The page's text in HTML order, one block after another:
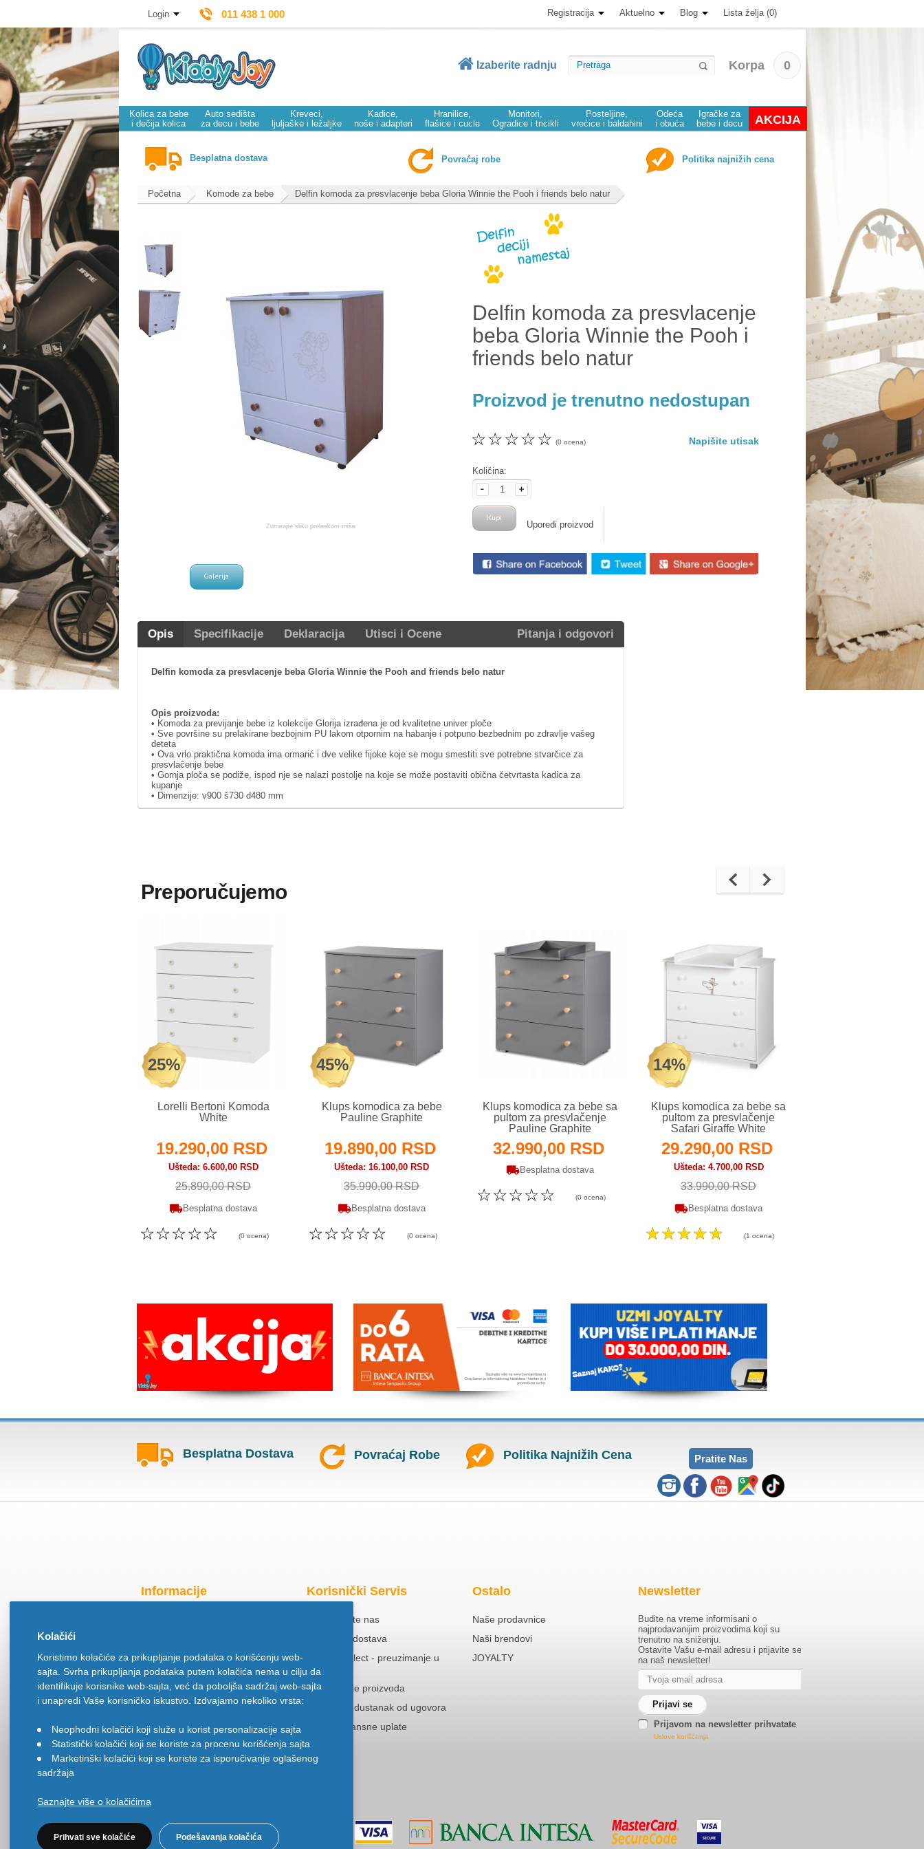
Login 011 438 1 000 Registracija Aktuelno Blog Lista želja (0)
Izaberite radnju Korpa 0
Kolica za bebe
i dečija kolica
Auto sedišta
za decu i bebe
Kreveci,
ljuljaške i ležaljke
Kadice,
noše i adapteri
Hranilice,
flašice i cucle
Monitori,
Ogradice i tricikli
Posteljine,
vrećice i baldahini
Odeća
i obuća
Igračke za
bebe i decu
AKCIJA
Besplatna dostava Povraćaj robe Politika najnižih cena
Početna Komode za bebe Delfin komoda za presvlacenje beba Gloria Winnie the Pooh i friends belo natur
Delfin komoda za presvlacenje
beba Gloria Winnie the Pooh i
friends belo natur
Proizvod je trenutno nedostupan
☆
☆
☆
☆
☆ (0 ocena) Napišite utisak
Količina:
Uporedi proizvod
Opis Specifikacije Deklaracija Utisci i Ocene Pitanja i odgovori
Delfin komoda za presvlacenje beba Gloria Winnie the Pooh and friends belo natur
Opis proizvoda:
• Komoda za previjanje bebe iz kolekcije Glorija izrađena je od kvalitetne univer ploče
• Sve površine su prelakirane bezbojnim PU lakom otpornim na habanje i potpuno bezbednim po zdravlje vašeg
deteta
• Ova vrlo praktična komoda ima ormarić i dve velike fijoke koje se mogu smestiti sve potrebne stvarčice za
presvlačenje bebe
• Gornja ploča se podiže, ispod nje se nalazi postolje na koje se može postaviti obična četvrtasta kadica za
kupanje
• Dimenzije: v900 š730 d480 mm
Preporučujemo
25%
Lorelli Bertoni Komoda
White
19.290,00 RSD
Ušteda 6.600,00 RSD
25.890,00 RSD
Besplatna dostava
☆
☆
☆
☆
☆ (0 ocena)
45%
Klups komodica za bebe
Pauline Graphite
19.890,00 RSD
Ušteda 16.100,00 RSD
35.990,00 RSD
Besplatna dostava
☆
☆
☆
☆
☆ (0 ocena)
Klups komodica za bebe sa
pultom za presvlačenje
Pauline Graphite
32.990,00 RSD
Besplatna dostava
☆
☆
☆
☆
☆ (0 ocena)
14%
Klups komodica za bebe sa
pultom za presvlačenje
Safari Giraffe White
29.290,00 RSD
Ušteda 4.700,00 RSD
33.990,00 RSD
Besplatna dostava
☆
☆
☆
☆
☆ (1 ocena)
Besplatna Dostava Povraćaj Robe Politika Najnižih Cena Pratite Nas
Informacije
Način isporuke
Načini plaćanja
Politika privatnosti
Uslovi korišćenja
Ugovor na daljinu
Korisnički Servis
Kontaktirajte nas
Besplatna dostava
Click & Collect - preuzimanje u
prodavnici
Reklamacije proizvoda
Pravo na odustanak od ugovora
Politika Avansne uplate
Ostalo
Naše prodavnice
Naši brendovi
JOYALTY
Newsletter
Budite na vreme informisani o
najprodavanijim proizvodima koji su
trenutno na sniženju.
Ostavite Vašu e-mail adresu i prijavite se
na naš newsletter!
Prijavom na newsletter prihvatate
Uslove korišćenja
Kolačići
Koristimo kolačiće za prikupljanje podataka o korišćenju web-
sajta. Svrha prikupljanja podataka putem kolačića nema u cilju da
identifikuje korisnike web-sajta, već da poboljša sadržaj web-sajta
i unapredi Vaše korisničko iskustvo. Izdvajamo nekoliko vrsta:
•
Neophodni kolačići koji služe u korist personalizacije sajta
•
Statistički kolačići koji se koriste za procenu korišćenja sajta
•
Marketinški kolačići koji se koriste za isporučivanje oglašenog
sadržaja
Saznajte više o kolačićima
Prihvati sve kolačiće Podešavanja kolačića